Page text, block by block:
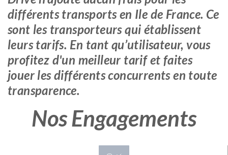
différents transports en Ile de France. Ce
sont les transporteurs qui établissent
leurs tarifs. En tant qu’utilisateur, vous
profitez d'un meilleur tarif et faites
jouer les différents concurrents en toute
transparence.
Nos Engagements